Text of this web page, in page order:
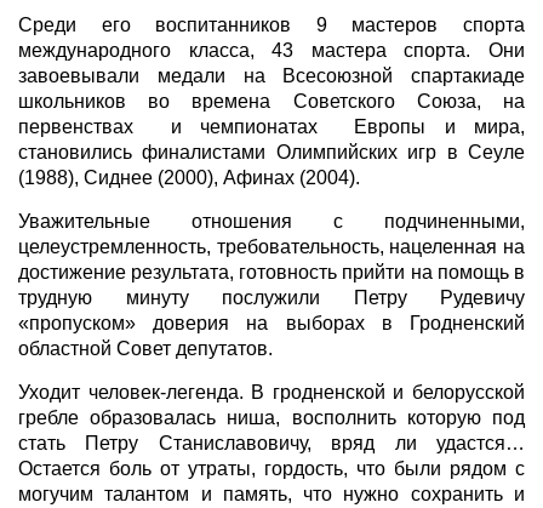
Среди его воспитанников 9 мастеров спорта
международного класса, 43 мастера спорта. Они
завоевывали медали на Всесоюзной спартакиаде
школьников во времена Советского Союза, на
первенствах и чемпионатах Европы и мира,
становились финалистами Олимпийских игр в Сеуле
(1988), Сиднее (2000), Афинах (2004).
Уважительные отношения с подчиненными,
целеустремленность, требовательность, нацеленная на
достижение результата, готовность прийти на помощь в
трудную минуту послужили Петру Рудевичу
«пропуском» доверия на выборах в Гродненский
областной Совет депутатов.
Уходит человек-легенда. В гродненской и белорусской
гребле образовалась ниша, восполнить которую под
стать Петру Станиславовичу, вряд ли удастся…
Остается боль от утраты, гордость, что были рядом с
могучим талантом и память, что нужно сохранить и